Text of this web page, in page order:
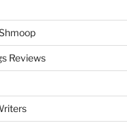
Reviews